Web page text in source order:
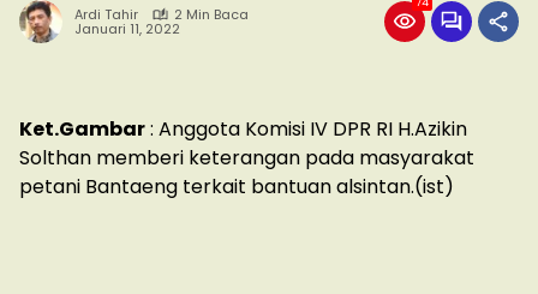
Ardi Tahir 2 Min Baca
Januari 11, 2022
Ket.Gambar: Anggota Komisi IV DPR RI H.Azikin
Solthan memberi keterangan pada masyarakat
petani Bantaeng terkait bantuan alsintan.(ist)